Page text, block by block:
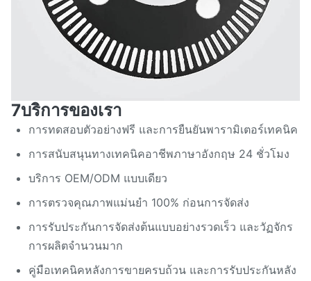
7บริการของเรา
การทดสอบตัวอย่างฟรี และการยืนยันพารามิเตอร์เทคนิค
การสนับสนุนทางเทคนิคอาชีพภาษาอังกฤษ 24 ชั่วโมง
บริการ OEM/ODM แบบเดียว
การตรวจคุณภาพแม่นยํา 100% ก่อนการจัดส่ง
การรับประกันการจัดส่งต้นแบบอย่างรวดเร็ว และวัฏจักร
การผลิตจํานวนมาก
คู่มือเทคนิคหลังการขายครบถ้วน และการรับประกันหลัง